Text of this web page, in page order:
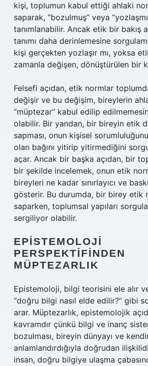
kişi, toplumun kabul ettiği ahlaki
saparak, “bozulmuş” veya
tanımlanabilir. Ancak etik bir bakış
tanımı daha derinlemesine
kişi gerçekten yozlaşır mı, yoksa
zamanla değişen, dönüştürülen bir
Felsefi açıdan, etik normlar
değişir ve bu değişim, bireylerin
“müptezar” kabul edilip
olabilir. Bir yandan, bir bireyin etik
sapması, onun kişisel
olan bağını yitirip yitirmediğini
açar. Ancak bir başka açıdan, bir
bir şekilde incelemek, onun etik
bireyleri ne kadar sınırlayıcı ve
gösterir. Bu durumda, bir birey etik
saparken, toplumsal yapıları
sergiliyor olabilir.
EPISTEMOLOJI
PERSPEKTIFINDEN
MÜPTEZARLIK
Epistemoloji, bilgi teorisini ele alır
“doğru bilgi nasıl elde edilir?” gibi
arar. Müptezarlık, epistemolojik
kavramdır çünkü bilgi ve inanç
bozulması, bireyin dünyayı ve
anlamlandırdığıyla doğrudan
insan, doğru bilgiye ulaşma